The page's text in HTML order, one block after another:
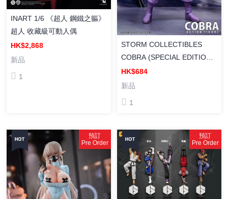
INART 1/6 《超人 鋼鐵之軀》
超人 收藏級可動人偶
HK$2,868
新品
1
STORM COLLECTIBLES
COBRA (SPECIAL EDITION)
- THE SPACE PIRATE 太空海
盜 眼鏡蛇 COBRA（特別版）
HK$684
新品
1
預訂
Pre Order
預訂
Pre Order